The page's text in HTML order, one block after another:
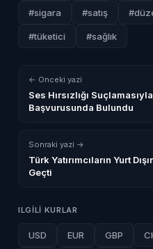
#sigara #satış
#tüketici #sağlık
← Onceki yazi
Ses Hırsızlığı
Başvurusunda Bulundu
Sonraki yazi →
Türk Yatırımcıların Yurt
Geçti
ILGILI KURLAR
USD EUR GBP